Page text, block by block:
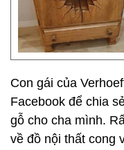
Con gái của
Facebook để chia
gỗ cho cha mình.
về đồ nội thất cong